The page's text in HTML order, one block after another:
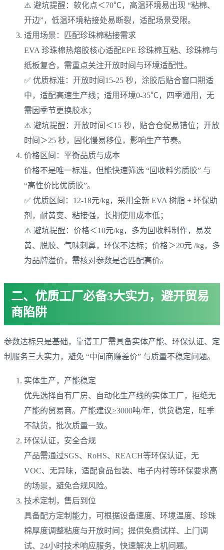
⚠️ 避坑提醒：软化点＜70℃，高温环境易出现 “粘棉、
开边”，低温环境粘接处易断裂，适配场景受限。
适用场景：匹配珍珠棉粘接需求
EVA 珍珠棉热熔胶核心适配EPE 珍珠棉互粘、珍珠棉与
纸板复合，需重点关注开放时间与环境适配性。
✅ 优质标准：开放时间15-25 秒，涂胶后贴合窗口期适
中，适配高速生产线；适用环境0-35℃，四季通用，无
需因季节更换胶水；
⚠️ 避坑提醒：开放时间＜15 秒，贴合仓促易错位；开放
时间＞25 秒，固化慢易移位，影响生产节奏。
价格区间：平衡品质与成本
价格不是唯一标准，但能快速筛选 “回收料劣质胶” 与
“高性价比优质胶”。
✅ 优质区间：12-18元/kg，采用全新 EVA 树脂 + 环保助
剂，耐黄变、粘接强，长期使用成本低；
⚠️ 避坑提醒：价格＜10元/kg，多为回收料制作，易发
黄、脱胶、气味刺鼻，环保不达标；价格＞20元 /kg，多
为品牌溢价，需核对参数是否匹配高价。
二、优质工厂必备3大实力，避开贸易
商陷阱
参数达标只是基础，靠谱工厂需具备实体产能、环保认证、定
制服务三大实力，避免 “中间商赚差价” 与质量不稳定问题。
实体生产，产能稳定
优先选择自有厂房、自动化生产线的实体工厂，拒绝无
产能的贸易商。产能建议≥3000吨/年，供货稳定，旺季
不缺货，批次质量一致。
环保认证，安全合规
产品需通过SGS、RoHS、REACH等环保认证，无
VOC、无异味，适配食品包装、电子内衬等环保要求高
的场景，避免合规风险。
技术定制，售后到位
具备配方定制能力，可根据设备速度、环境温度、珍珠
棉厚度调整粘度与开放时间；提供免费试样、上门调
试、24小时技术响应服务，快速解决上机问题。